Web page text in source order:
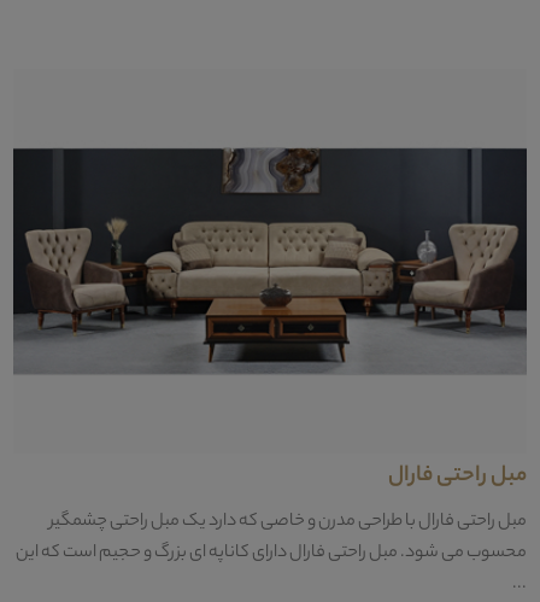
مبل راحتی فارال
مبل راحتی فارال با طراحی مدرن و خاصی که دارد یک مبل راحتی چشمگیر
محسوب می شود. مبل راحتی فارال دارای کاناپه ای بزرگ و حجیم است که این
...